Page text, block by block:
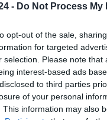
- Do Not Process
opt-out of the sale,
for targeted
selection. Please note
interest-based ads
to third parties
of your personal
This information may also